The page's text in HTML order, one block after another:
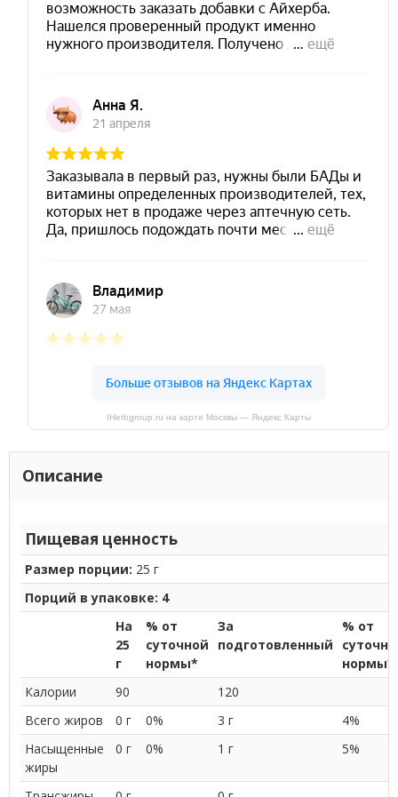
IHerbgroup.ru на карте Москвы — Яндекс Карты
Описание
Пищевая ценность
Размер порции: 25 г
Порций в упаковке: 4
На
25
г
% от
суточной
нормы*
За
подготовленный
% от
нормы*
Калории
90
120
Всего жиров
0 г 0% 3 г
4%
Насыщенные
жиры
0 г 0% 1 г 5%